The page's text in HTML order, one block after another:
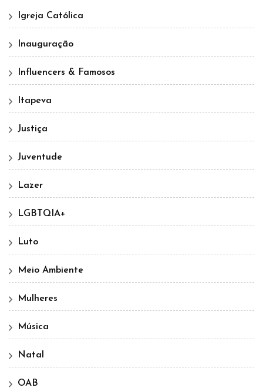
Igreja Católica
Inauguração
Influencers & Famosos
Itapeva
Justiça
Juventude
Lazer
LGBTQIA+
Luto
Meio Ambiente
Mulheres
Música
Natal
OAB